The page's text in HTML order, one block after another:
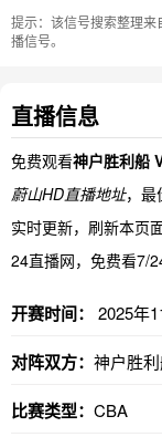
提示：该信号搜索整理
播信号。
直播信息
免费观看神户胜利船
蔚山HD直播地址，最
实时更新，刷新本页
24直播网，免费看7/
开赛时间： 2025年
对阵双方： 神户胜
比赛类型： CBA